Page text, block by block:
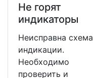
Не горят
индикаторы
Неисправна схема
индикации.
Необходимо
проверить и